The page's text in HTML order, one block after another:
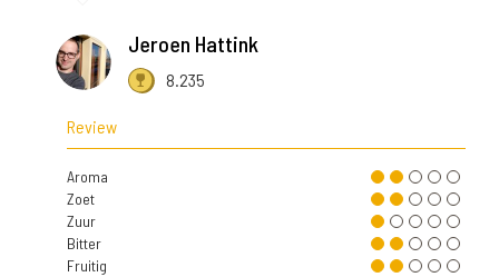
Jeroen Hattink
8.235
Review
Aroma
Zoet
Zuur
Bitter
Fruitig